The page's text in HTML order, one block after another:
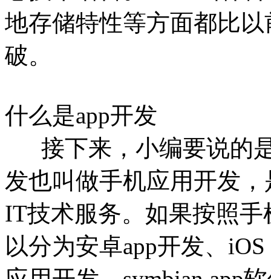
地存储特性等方面都比
破。
什么是app开发
接下来，小编要说的
发也叫做手机应用开发
IT技术服务。如果按照
以分为安卓app开发、